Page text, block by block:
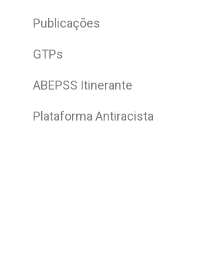
Publicações
GTPs
ABEPSS Itinerante
Plataforma Antiracista